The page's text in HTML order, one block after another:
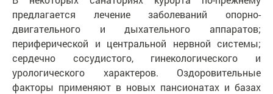
предлагается лечение заболеваний опорно-
двигательного и дыхательного аппаратов;
периферической и центральной нервной системы;
сердечно сосудистого, гинекологического и
урологического характеров. Оздоровительные
факторы применяют в новых пансионатах и базах